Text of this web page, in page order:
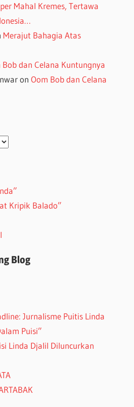
Mahal Kremes, Tertawa
Merajut Bahagia Atas
Bob dan Celana Kuntungnya
onOom Bob dan Celana
Kripik Balado”
Blog
Jurnalisme Puitis Linda
Puisi”
Linda Djalil Diluncurkan